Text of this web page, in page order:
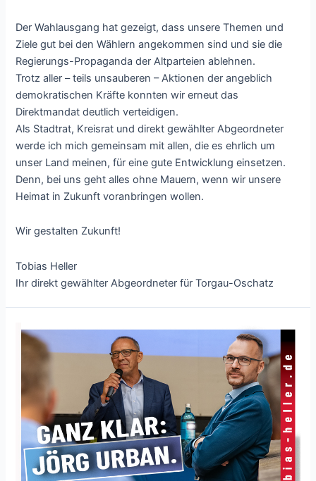
Der Wahlausgang hat gezeigt, dass unsere Themen und
Ziele gut bei den Wählern angekommen sind und sie die
Regierungs-Propaganda der Altparteien ablehnen.
Trotz aller – teils unsauberen – Aktionen der angeblich
demokratischen Kräfte konnten wir erneut das
Direktmandat deutlich verteidigen.
Als Stadtrat, Kreisrat und direkt gewählter Abgeordneter
werde ich mich gemeinsam mit allen, die es ehrlich um
unser Land meinen, für eine gute Entwicklung einsetzen.
Denn, bei uns geht alles ohne Mauern, wenn wir unsere
Heimat in Zukunft voranbringen wollen.
Wir gestalten Zukunft!
Tobias Heller
Ihr direkt gewählter Abgeordneter für Torgau-Oschatz